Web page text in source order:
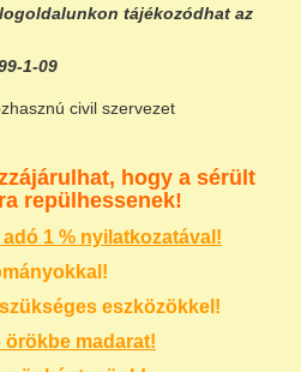
tájékozódhat az
1-09
civil szervezet
hogy a sérült
repülhessenek!
1 % nyilatkozatával!
eszközökkel!
madarat!